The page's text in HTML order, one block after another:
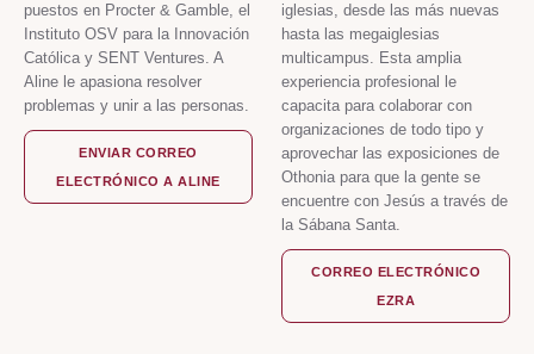
puestos en Procter & Gamble, el
Instituto OSV para la Innovación
Católica y SENT Ventures. A
Aline le apasiona resolver
problemas y unir a las personas.
ENVIAR CORREO
ELECTRÓNICO A ALINE
iglesias, desde las más nuevas
hasta las megaiglesias
multicampus. Esta amplia
experiencia profesional le
capacita para colaborar con
organizaciones de todo tipo y
aprovechar las exposiciones de
Othonia para que la gente se
encuentre con Jesús a través de
la Sábana Santa.
CORREO ELECTRÓNICO
EZRA